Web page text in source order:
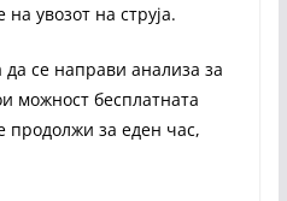
увозот на струја.
да се направи анализа за
можност бесплатната
продолжи за еден час,